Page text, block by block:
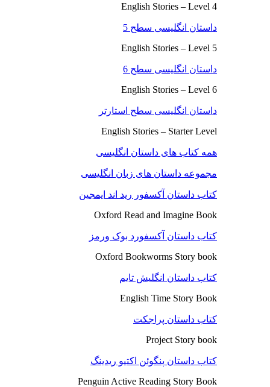
English Stories – Level 4
داستان انگلیسی سطح 5
English Stories – Level 5
داستان انگلیسی سطح 6
English Stories – Level 6
داستان انگلیسی سطح استارتر
English Stories – Starter Level
همه کتاب های داستان انگلیسی
مجموعه داستان های زبان انگلیسی
کتاب داستان آکسفور رید اند ایمجین
Oxford Read and Imagine Book
کتاب داستان آکسفورد بوک ورمز
Oxford Bookworms Story book
کتاب داستان انگلیش تایم
English Time Story Book
کتاب داستان پراجکت
Project Story book
کتاب داستان پنگوئن اکتیو ریدینگ
Penguin Active Reading Story Book